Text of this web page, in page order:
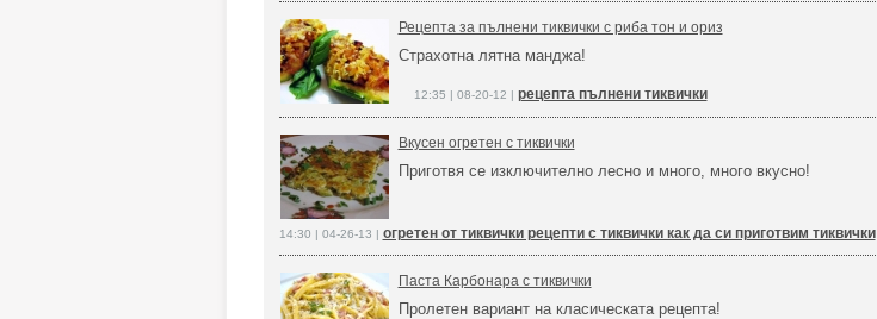
Рецепта за пълнени тиквички с риба тон и ориз
Страхотна лятна манджа!
12:35 | 08-20-12 | рецепта пълнени тиквички
Вкусен огретен с тиквички
Приготвя се изключително лесно и много, много вкусно!
14:30 | 04-26-13 | огретен от тиквички рецепти с тиквички как да си приготвим тиквички
Паста Карбонара с тиквички
Пролетен вариант на класическата рецепта!